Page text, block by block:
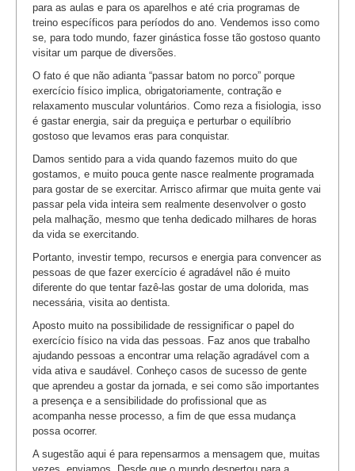
para as aulas e para os aparelhos e até cria programas de
treino específicos para períodos do ano. Vendemos isso como
se, para todo mundo, fazer ginástica fosse tão gostoso quanto
visitar um parque de diversões.
O fato é que não adianta “passar batom no porco” porque
exercício físico implica, obrigatoriamente, contração e
relaxamento muscular voluntários. Como reza a fisiologia, isso
é gastar energia, sair da preguiça e perturbar o equilíbrio
gostoso que levamos eras para conquistar.
Damos sentido para a vida quando fazemos muito do que
gostamos, e muito pouca gente nasce realmente programada
para gostar de se exercitar. Arrisco afirmar que muita gente vai
passar pela vida inteira sem realmente desenvolver o gosto
pela malhação, mesmo que tenha dedicado milhares de horas
da vida se exercitando.
Portanto, investir tempo, recursos e energia para convencer as
pessoas de que fazer exercício é agradável não é muito
diferente do que tentar fazê-las gostar de uma dolorida, mas
necessária, visita ao dentista.
Aposto muito na possibilidade de ressignificar o papel do
exercício físico na vida das pessoas. Faz anos que trabalho
ajudando pessoas a encontrar uma relação agradável com a
vida ativa e saudável. Conheço casos de sucesso de gente
que aprendeu a gostar da jornada, e sei como são importantes
a presença e a sensibilidade do profissional que as
acompanha nesse processo, a fim de que essa mudança
possa ocorrer.
A sugestão aqui é para repensarmos a mensagem que, muitas